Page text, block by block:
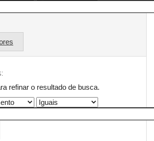
refinar o resultado de busca.